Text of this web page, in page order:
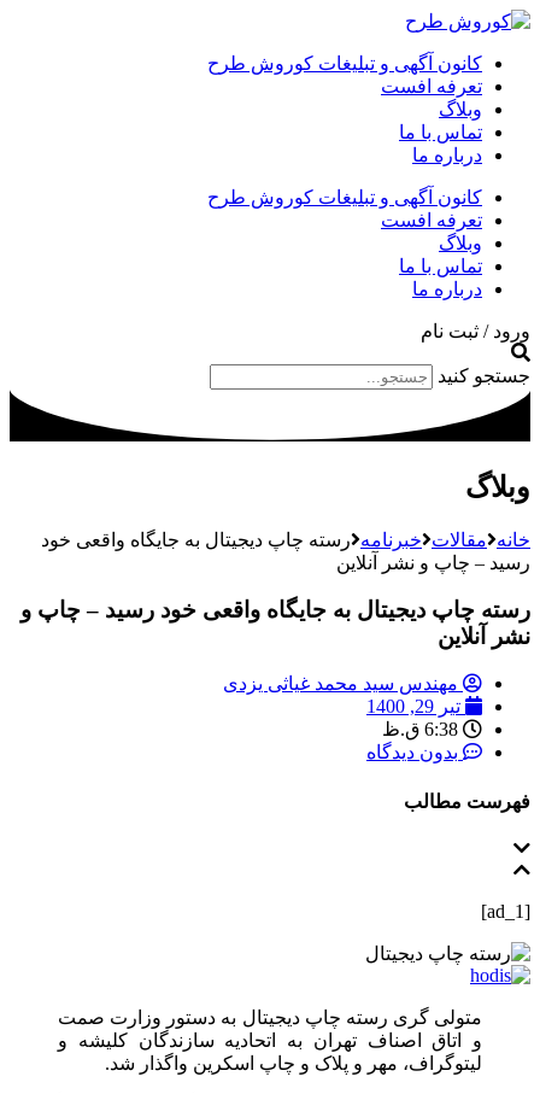
کانون آگهی و تبلیغات کوروش طرح
تعرفه افست
وبلاگ
تماس با ما
درباره ما
کانون آگهی و تبلیغات کوروش طرح
تعرفه افست
وبلاگ
تماس با ما
درباره ما
ورود / ثبت نام
جستجو کنید
وبلاگ
خانه مقالات خبرنامه رسته چاپ دیجیتال به جایگاه واقعی خود
رسید – چاپ و نشر آنلاین
رسته چاپ دیجیتال به جایگاه واقعی خود رسید – چاپ و
نشر آنلاین
مهندس سید محمد غیاثی یزدی
تیر 29, 1400
6:38 ق.ظ
بدون دیدگاه
فهرست مطالب
[ad_1]
متولی گری رسته چاپ دیجیتال به دستور وزارت صمت
و اتاق اصناف تهران به اتحادیه سازندگان کلیشه و
لیتوگراف، مهر و پلاک و چاپ اسکرین واگذار شد.